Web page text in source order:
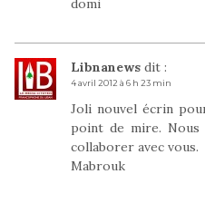
Libnanews dit :
4 avril 2012 à 6 h 23 min
Joli nouvel écrin
point de mire. Nous
collaborer avec vous.
Mabrouk